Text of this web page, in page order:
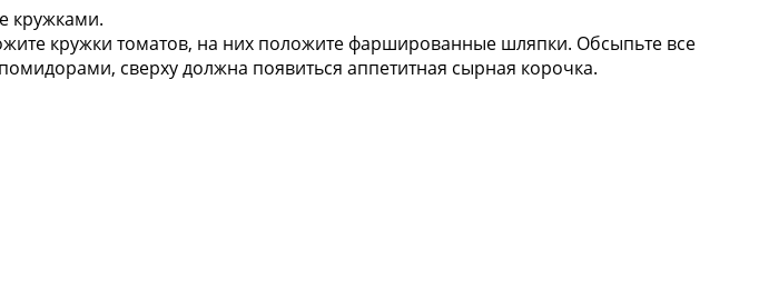
кружками.
кружки томатов, на них положите фаршированные шляпки. Обсыпьте все
сверху должна появиться аппетитная сырная корочка.